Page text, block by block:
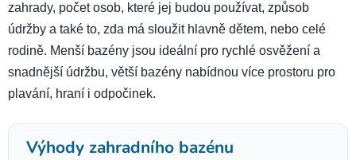
zahrady, počet osob, které jej budou používat, způsob
údržby a také to, zda má sloužit hlavně dětem, nebo celé
rodině. Menší bazény jsou ideální pro rychlé osvěžení a
snadnější údržbu, větší bazény nabídnou více prostoru pro
plavání, hraní i odpočinek.
Výhody zahradního bazénu